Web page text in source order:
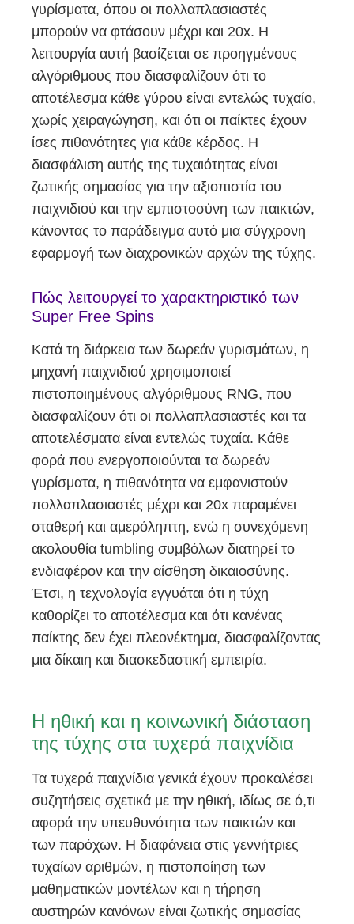
γυρίσματα, όπου οι πολλαπλασιαστές
μπορούν να φτάσουν μέχρι και 20x. Η
λειτουργία αυτή βασίζεται σε προηγμένους
αλγόριθμους που διασφαλίζουν ότι το
αποτέλεσμα κάθε γύρου είναι εντελώς τυχαίο,
χωρίς χειραγώγηση, και ότι οι παίκτες έχουν
ίσες πιθανότητες για κάθε κέρδος. Η
διασφάλιση αυτής της τυχαιότητας είναι
ζωτικής σημασίας για την αξιοπιστία του
παιχνιδιού και την εμπιστοσύνη των παικτών,
κάνοντας το παράδειγμα αυτό μια σύγχρονη
εφαρμογή των διαχρονικών αρχών της τύχης.
Πώς λειτουργεί το χαρακτηριστικό των
Super Free Spins
Κατά τη διάρκεια των δωρεάν γυρισμάτων, η
μηχανή παιχνιδιού χρησιμοποιεί
πιστοποιημένους αλγόριθμους RNG, που
διασφαλίζουν ότι οι πολλαπλασιαστές και τα
αποτελέσματα είναι εντελώς τυχαία. Κάθε
φορά που ενεργοποιούνται τα δωρεάν
γυρίσματα, η πιθανότητα να εμφανιστούν
πολλαπλασιαστές μέχρι και 20x παραμένει
σταθερή και αμερόληπτη, ενώ η συνεχόμενη
ακολουθία tumbling συμβόλων διατηρεί το
ενδιαφέρον και την αίσθηση δικαιοσύνης.
Έτσι, η τεχνολογία εγγυάται ότι η τύχη
καθορίζει το αποτέλεσμα και ότι κανένας
παίκτης δεν έχει πλεονέκτημα, διασφαλίζοντας
μια δίκαιη και διασκεδαστική εμπειρία.
Η ηθική και η κοινωνική διάσταση
της τύχης στα τυχερά παιχνίδια
Τα τυχερά παιχνίδια γενικά έχουν προκαλέσει
συζητήσεις σχετικά με την ηθική, ιδίως σε ό,τι
αφορά την υπευθυνότητα των παικτών και
των παρόχων. Η διαφάνεια στις γεννήτριες
τυχαίων αριθμών, η πιστοποίηση των
μαθηματικών μοντέλων και η τήρηση
αυστηρών κανόνων είναι ζωτικής σημασίας